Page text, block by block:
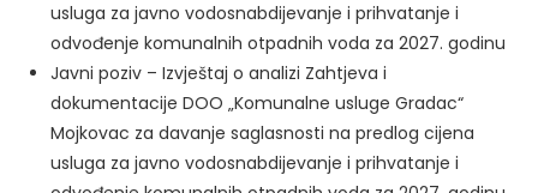
usluga za javno vodosnabdijevanje i prihvatanje i
odvođenje komunalnih otpadnih voda za 2027. godinu
Javni poziv – Izvještaj o analizi Zahtjeva i
dokumentacije DOO „Komunalne usluge Gradac“
Mojkovac za davanje saglasnosti na predlog cijena
usluga za javno vodosnabdijevanje i prihvatanje i